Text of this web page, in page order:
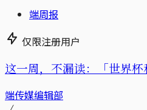
端周报
仅限注册用户
这一周，不漏读：「世界
端传媒编辑部